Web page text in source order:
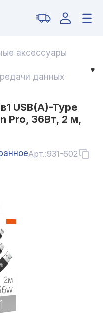
аксессуары
данных
USB(A)-Type
Pro, 36Вт, 2 м,
Арт.:931-602